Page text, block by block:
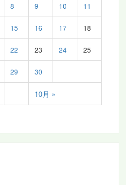
10月 »
8 9 10 11
15 16 17 18
22 23 24 25
29 30